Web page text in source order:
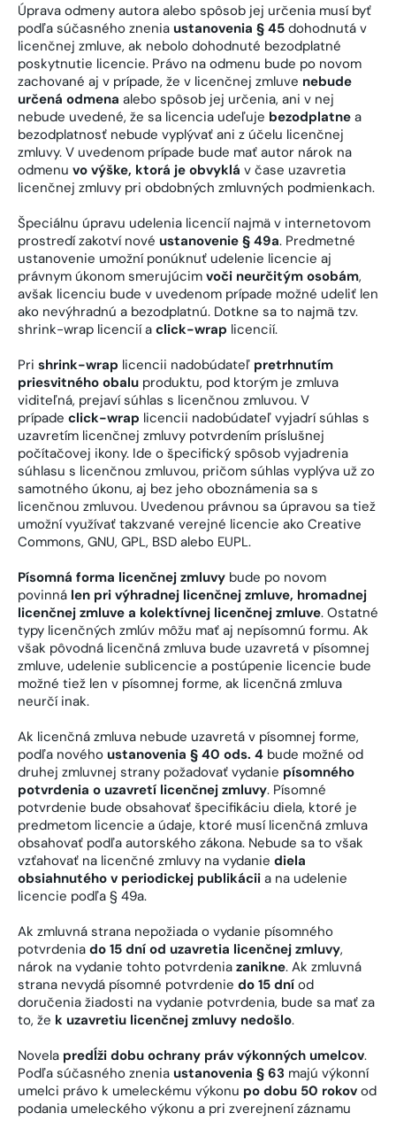
Úprava odmeny autora alebo spôsob jej určenia musí byť
podľa súčasného znenia ustanovenia § 45 dohodnutá v
licenčnej zmluve, ak nebolo dohodnuté bezodplatné
poskytnutie licencie. Právo na odmenu bude po novom
zachované aj v prípade, že v licenčnej zmluve nebude
určená odmena alebo spôsob jej určenia, ani v nej
nebude uvedené, že sa licencia udeľuje bezodplatne a
bezodplatnosť nebude vyplývať ani z účelu licenčnej
zmluvy. V uvedenom prípade bude mať autor nárok na
odmenu vo výške, ktorá je obvyklá v čase uzavretia
licenčnej zmluvy pri obdobných zmluvných podmienkach.
Špeciálnu úpravu udelenia licencií najmä v internetovom
prostredí zakotví nové ustanovenie § 49a. Predmetné
ustanovenie umožní ponúknuť udelenie licencie aj
právnym úkonom smerujúcim voči neurčitým osobám,
avšak licenciu bude v uvedenom prípade možné udeliť len
ako nevýhradnú a bezodplatnú. Dotkne sa to najmä tzv.
shrink-wrap licencií a click-wrap licencií.
Pri shrink-wrap licencii nadobúdateľ pretrhnutím
priesvitného obalu produktu, pod ktorým je zmluva
viditeľná, prejaví súhlas s licenčnou zmluvou. V
prípade click-wrap licencii nadobúdateľ vyjadrí súhlas s
uzavretím licenčnej zmluvy potvrdením príslušnej
počítačovej ikony. Ide o špecifický spôsob vyjadrenia
súhlasu s licenčnou zmluvou, pričom súhlas vyplýva už zo
samotného úkonu, aj bez jeho oboznámenia sa s
licenčnou zmluvou. Uvedenou právnou sa úpravou sa tiež
umožní využívať takzvané verejné licencie ako Creative
Commons, GNU, GPL, BSD alebo EUPL.
Písomná forma licenčnej zmluvy bude po novom
povinná len pri výhradnej licenčnej zmluve, hromadnej
licenčnej zmluve a kolektívnej licenčnej zmluve. Ostatné
typy licenčných zmlúv môžu mať aj nepísomnú formu. Ak
však pôvodná licenčná zmluva bude uzavretá v písomnej
zmluve, udelenie sublicencie a postúpenie licencie bude
možné tiež len v písomnej forme, ak licenčná zmluva
neurčí inak.
Ak licenčná zmluva nebude uzavretá v písomnej forme,
podľa nového ustanovenia § 40 ods. 4 bude možné od
druhej zmluvnej strany požadovať vydanie písomného
potvrdenia o uzavretí licenčnej zmluvy. Písomné
potvrdenie bude obsahovať špecifikáciu diela, ktoré je
predmetom licencie a údaje, ktoré musí licenčná zmluva
obsahovať podľa autorského zákona. Nebude sa to však
vzťahovať na licenčné zmluvy na vydanie diela
obsiahnutého v periodickej publikácii a na udelenie
licencie podľa § 49a.
Ak zmluvná strana nepožiada o vydanie písomného
potvrdenia do 15 dní od uzavretia licenčnej zmluvy,
nárok na vydanie tohto potvrdenia zanikne. Ak zmluvná
strana nevydá písomné potvrdenie do 15 dní od
doručenia žiadosti na vydanie potvrdenia, bude sa mať za
to, že k uzavretiu licenčnej zmluvy nedošlo.
Novela predĺži dobu ochrany práv výkonných umelcov.
Podľa súčasného znenia ustanovenia § 63 majú výkonní
umelci právo k umeleckému výkonu po dobu 50 rokov od
podania umeleckého výkonu a pri zverejnení záznamu